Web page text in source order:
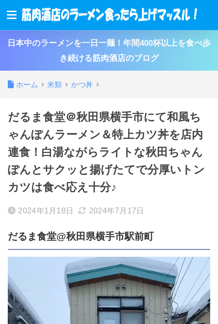
日本中のラーメンを一日一麺！年間400杯以上を食べ歩
き続ける筋肉酒店のブログ
ホーム 米類 かつ丼
だるま食堂＠秋田県横手市にて和風ち
ゃんぽんラーメン＆特上カツ丼を店内
連食！白湯ながらライトな秋田ちゃん
ぽんとサクッと揚げたてで分厚いトン
カツは食べ応え十分♪
2024年1月18日 2024年7月17日
だるま食堂@秋田県横手市駅前町